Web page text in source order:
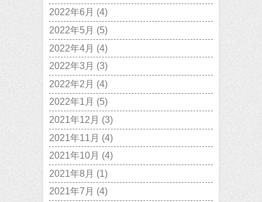
2022年6月 (4)
2022年5月 (5)
2022年4月 (4)
2022年3月 (3)
2022年2月 (4)
2022年1月 (5)
2021年12月 (3)
2021年11月 (4)
2021年10月 (4)
2021年8月 (1)
2021年7月 (4)